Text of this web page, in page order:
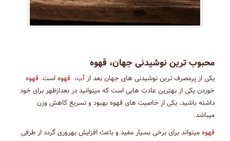
محبوب ترین نوشیدنی جهان، قهوه
یکی از پرمصرف ترین نوشیدنی های جهان بعد ازآب، قهوهاست. قهوه
خوردن یکی از بهترین عادت هایی است که میتوانید در بعدازظهر برای خود
داشته باشید. یکی از خاصیت های قهوه بهبود و تسریع کاهش وزن
میباشد.
قهوهمیتواند برای برخی بسیار مفید و باعث افزایش بهروری گردد از طرفی